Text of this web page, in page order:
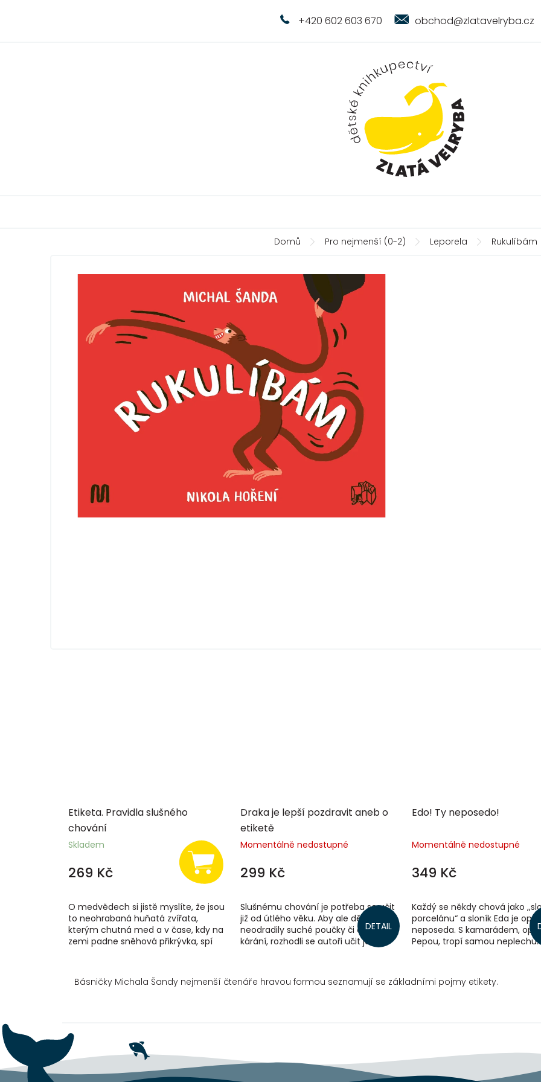
+420 602 603 670 obchod@zlatavelryba.cz
Domů Pro nejmenší (0-2) Leporela Rukulíbám
Etiketa. Pravidla slušného
chování
Skladem
269 Kč
O medvědech si jistě myslíte, že jsou
to neohrabaná huňatá zvířata,
kterým chutná med a v čase, kdy na
zemi padne sněhová přikrývka, spí
Draka je lepší pozdravit aneb o
etiketě
Momentálně nedostupné
299 Kč
DETAIL
Slušnému chování je potřeba se učit
již od útlého věku. Aby ale děti
neodradily suché poučky či odtažité
kárání, rozhodli se autoři učit je
Edo! Ty neposedo!
Momentálně nedostupné
349 Kč
Každý se někdy chová jako
porcelánu“ a sloník Eda je
neposeda. S kamarádem,
Pepou, tropí samou neplechu.
Básničky Michala Šandy nejmenší čtenáře hravou formou seznamují se základními pojmy etikety.